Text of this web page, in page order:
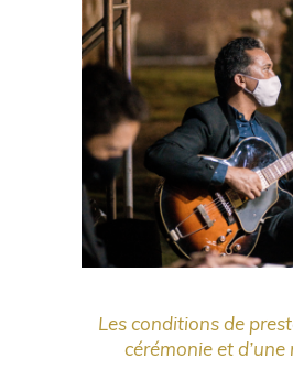
Les conditions de
cérémonie et d’une